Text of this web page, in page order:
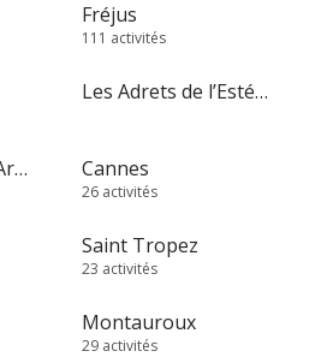
Fréjus
111 activités
Les Adrets de l’Estérel
Roquebrune sur Argens Cannes
26 activités
Saint Tropez
23 activités
Montauroux
29 activités